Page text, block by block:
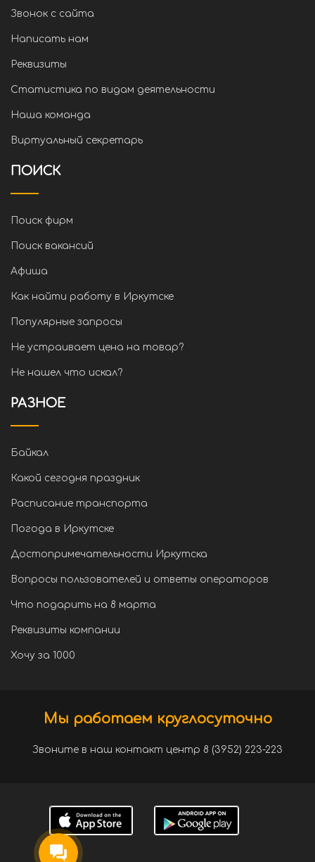
Звонок с сайта
Написать нам
Реквизиты
Статистика по видам деятельности
Наша команда
Виртуальный секретарь
ПОИСК
Поиск фирм
Поиск вакансий
Афиша
Как найти работу в Иркутске
Популярные запросы
Не устраивает цена на товар?
Не нашел что искал?
РАЗНОЕ
Байкал
Какой сегодня праздник
Расписание транспорта
Погода в Иркутске
Достопримечательности Иркутска
Вопросы пользователей и ответы операторов
Что подарить на 8 марта
Реквизиты компании
Хочу за 1000
Мы работаем круглосуточно
Звоните в наш контакт центр 8 (3952) 223-223